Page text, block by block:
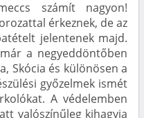
számít nagyon!
érkeznek, de az
jelentenek majd.
a negyeddöntőben
Skócia és különösen a
győzelmek ismét
A védelemben
valószínűleg kihagyja